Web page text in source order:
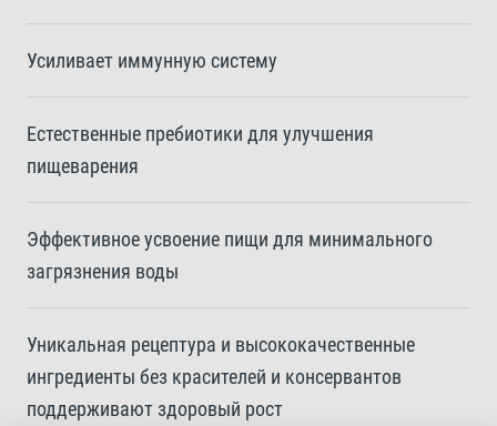
Усиливает иммунную систему
Естественные пребиотики для улучшения
пищеварения
Эффективное усвоение пищи для минимального
загрязнения воды
Уникальная рецептура и высококачественные
ингредиенты без красителей и консервантов
поддерживают здоровый рост